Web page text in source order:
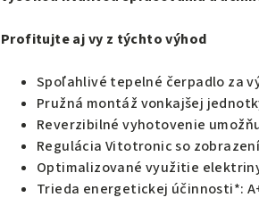
Profitujte aj vy z týchto výhod
Spoľahlivé tepelné čerpadlo za
Pružná montáž vonkajšej
Reverzibilné vyhotovenie
Regulácia Vitotronic so
Optimalizované využitie
Trieda energetickej účinnosti*: